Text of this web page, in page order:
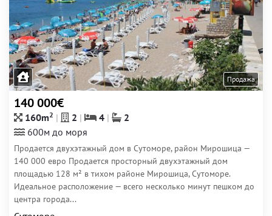
Продажа
140 000€
160m2 2 4
2
600м до моря
Продается двухэтажный дом в Сутоморе, район Мирошица —
140 000 евро Продается просторный двухэтажный дом
площадью 128 м² в тихом районе Мирошица, Сутоморе.
Идеальное расположение — всего несколько минут пешком до
центра города...